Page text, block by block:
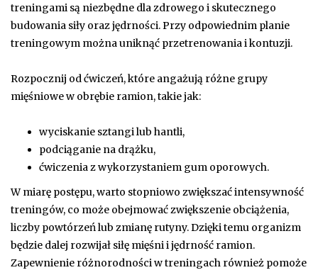
treningami są niezbędne dla zdrowego i skutecznego
budowania siły oraz jędrności. Przy odpowiednim planie
treningowym można uniknąć przetrenowania i kontuzji.
Rozpocznij od ćwiczeń, które angażują różne grupy
mięśniowe w obrębie ramion, takie jak:
wyciskanie sztangi lub hantli,
podciąganie na drążku,
ćwiczenia z wykorzystaniem gum oporowych.
W miarę postępu, warto stopniowo zwiększać intensywność
treningów, co może obejmować zwiększenie obciążenia,
liczby powtórzeń lub zmianę rutyny. Dzięki temu organizm
będzie dalej rozwijał siłę mięśni i jędrność ramion.
Zapewnienie różnorodności w treningach również pomoże